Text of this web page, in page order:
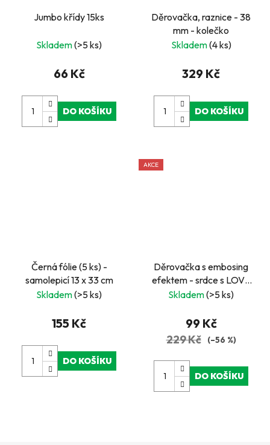
Jumbo křídy 15ks
Skladem(>5 ks)
66 Kč
DO KOŠÍKU
Děrovačka, raznice - 38
mm - kolečko
Skladem(4 ks)
329 Kč
DO KOŠÍKU
Černá fólie (5 ks) -
samolepicí 13 x 33 cm
Skladem(>5 ks)
155 Kč
DO KOŠÍKU
AKCE
Děrovačka s embosing
efektem - srdce s LOVE
2
Skladem(>5 ks)
99 Kč
229 Kč (–56 %)
DO KOŠÍKU